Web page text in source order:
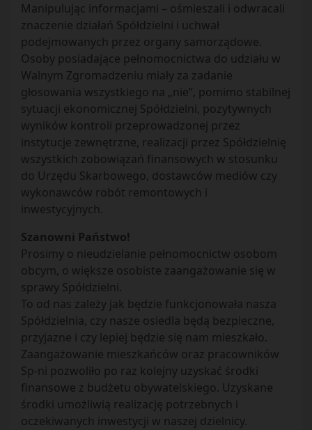
Manipulując informacjami – ośmieszali i odwracali
znaczenie działań Spółdzielni i uchwał
podejmowanych przez organy samorządowe.
Osoby posiadające pełnomocnictwa do udziału w
Walnym Zgromadzeniu miały za zadanie
głosowania wszystkiego na „nie”, pomimo stabilnej
sytuacji ekonomicznej Spółdzielni, pozytywnych
wyników kontroli przeprowadzonej przez
instytucje zewnętrzne, realizacji przez Spółdzielnię
wszystkich zobowiązań finansowych w stosunku
do Urzędu Skarbowego, dostawców mediów czy
wykonawców robót remontowych i
inwestycyjnych.
Szanowni Państwo!
Prosimy o nieudzielanie pełnomocnictw osobom
obcym, o większe osobiste zaangażowanie się w
sprawy Spółdzielni.
To od nas zależy jak będzie funkcjonowała nasza
Spółdzielnia, czy nasze osiedla będą bezpieczne,
przyjazne i czy lepiej będzie się nam mieszkało.
Zaangażowanie mieszkańców oraz pracowników
Sp-ni pozwoliło po raz kolejny uzyskać środki
finansowe z budżetu obywatelskiego. Uzyskane
środki umożliwią realizację potrzebnych i
oczekiwanych inwestycji w naszej dzielnicy.